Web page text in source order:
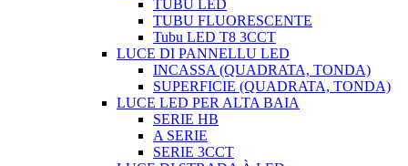
TUBU LED
TUBU FLUORESCENTE
Tubu LED T8 3CCT
LUCE DI PANNELLU LED
INCASSA (QUADRATA, TONDA)
SUPERFICIE (QUADRATA, TONDA)
LUCE LED PER ALTA BAIA
SERIE HB
A SERIE
SERIE 3CCT